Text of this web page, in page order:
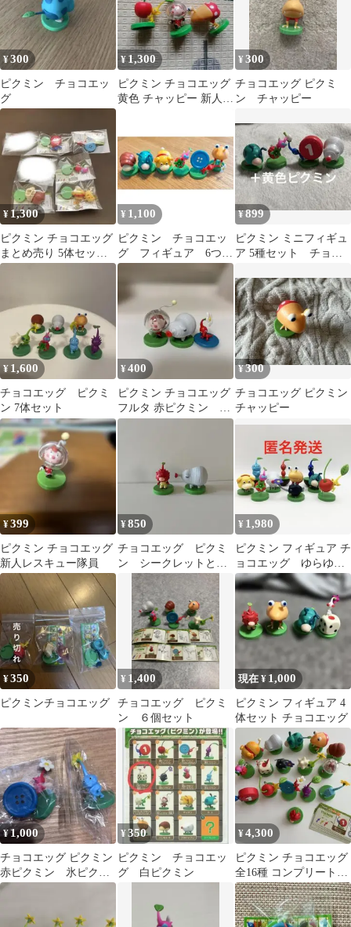
¥300
ピクミン チョコエッ
グ
¥ 1,300
ピクミン チョコエッグ
黄色 チャッピー 新人隊
¥300
チョコエッグ ピクミ
ン チャッピー
¥ 1,300
ピクミン チョコエッグ
まとめ売り 5体セッ
ト バラ売り可
¥ 1,100
ピクミン チョコエッ
グ フィギュア 6つセ
ット
¥899
ピクミン ミニフィギュ
ア 5種セット チョコ
¥ 1,600
チョコエッグ ピクミ
ン 7体セット
¥400
ピクミン チョコエッグ
フルタ 赤ピクミン 新
人レスキュー隊員 ブタ
¥300
チョコエッグ ピクミン
チャッピー
¥399
ピクミン チョコエッグ
新人レスキュー隊員
¥850
チョコエッグ ピクミ
ン シークレットとブ
タドックリ
¥ 1,980
ピクミン フィギュア チ
ョコエッグ ゆらゆら
フィギュア まとめ売
り
¥350
ピクミンチョコエッグ
¥ 1,400
チョコエッグ ピクミ
ン ６個セット
現在 ¥ 1,000
ピクミン フィギュア 4
体セット チョコエッグ
¥1,000
チョコエッグ ピクミン
赤ピクミン 氷ピクミ
ン
¥350
ピクミン チョコエッ
グ 白ピクミン
¥4,300
ピクミン チョコエッグ
全16種 コンプリートセ
ット